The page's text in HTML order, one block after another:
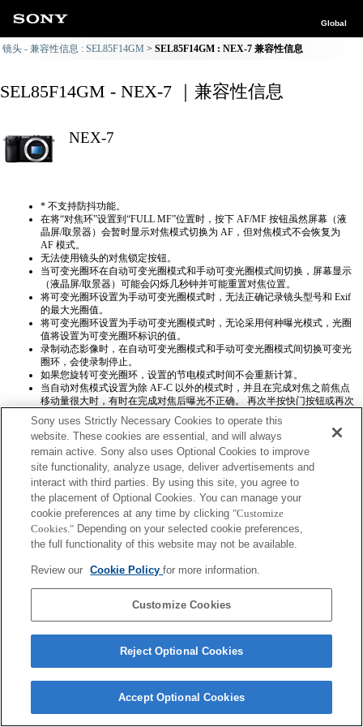
Global
镜头 - 兼容性信息 : SEL85F14GM SEL85F14GM : NEX-7 兼容性信息
SEL85F14GM - NEX-7 ｜兼容性信息
NEX-7
* 不支持防抖功能。
在将“对焦环”设置到“FULL MF”位置时，按下 AF/MF 按钮虽然屏幕（液
晶屏/取景器）会暂时显示对焦模式切换为 AF，但对焦模式不会恢复为
AF 模式。
无法使用镜头的对焦锁定按钮。
当可变光圈环在自动可变光圈模式和手动可变光圈模式间切换，屏幕显示
（液晶屏/取景器）可能会闪烁几秒钟并可能重置对焦位置。
将可变光圈环设置为手动可变光圈模式时，无法正确​​记录镜头型号和 Exif
的最大光圈值。
将可变光圈环设置为手动可变光圈模式时，无论采用何种曝光模式，光圈
值将设置为可变光圈环标识的值。
录制动态影像时，在自动可变光圈模式和手动可变光圈模式间切换可变光
圈环，会使录制停止。
如果您旋转可变光圈环，设置的节电模式时间不会重新计算。
当自动对焦模式设置为除 AF-C 以外的模式时，并且在完成对焦之前焦点
移动量很大时，有时在完成对焦后曝光不正确。 再次半按快门按钮或再次
使用 AEL，即可获得正确的曝光。
Exif镜头名称将不会被正确记录。
当处于动态影像模式的待机模式时，在动态影像录制时，将会切换到
MF。
Sony uses Strictly Necessary Cookies to operate this
website. These cookies are essential, and will always
remain active. Sony also uses Optional Cookies to improve
site functionality, analyze usage, deliver advertisements and
interact with third parties. By using this site, you agree to
the placement of Optional Cookies. You can manage your
cookie preferences at any time by clicking "Customize
Cookies." Depending on your selected cookie preferences,
the full functionality of this website may not be available.
Review our Cookie Policyfor more information.
Customize Cookies
Reject Optional Cookies
Accept Optional Cookies